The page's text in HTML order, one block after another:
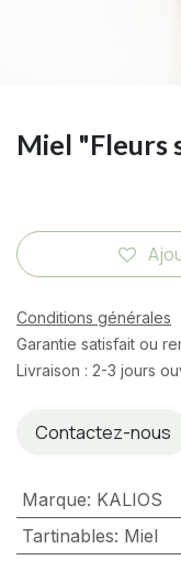
Miel "Fleurs
Conditions générales
Garantie satisfait ou
Livraison : 2-3 jours
Contactez-nous
Marque: KALIOS
Tartinables: Miel